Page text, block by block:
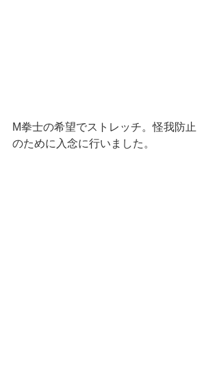
M拳士の希望でストレッチ。怪我防止
のために入念に行いました。